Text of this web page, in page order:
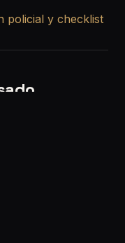
policial y checklist